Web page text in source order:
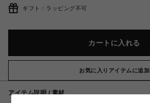
ギフト：ラッピング不可
カートに入れる
お気に入りアイテムに追加
アイテム説明 / 素材